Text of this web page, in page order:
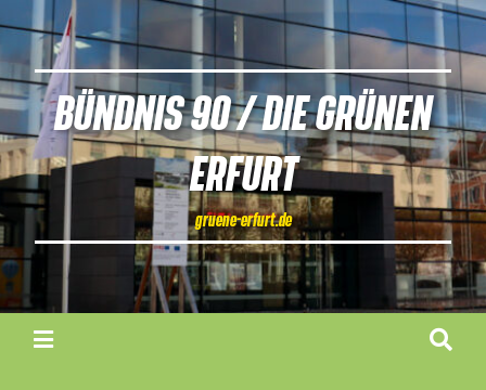
BÜNDNIS 90 / DIE GRÜNEN
ERFURT
gruene-erfurt.de